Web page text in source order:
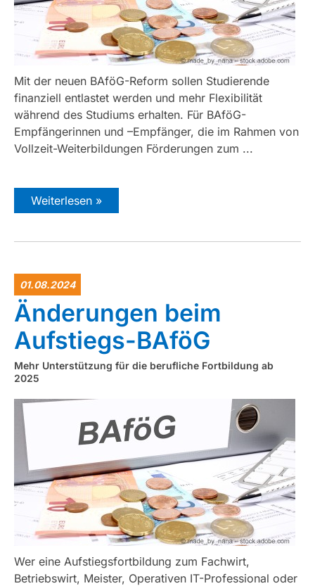
Mit der neuen BAföG-Reform sollen Studierende
finanziell entlastet werden und mehr Flexibilität
während des Studiums erhalten. Für BAföG-
Empfängerinnen und –Empfänger, die im Rahmen von
Vollzeit-Weiterbildungen Förderungen zum ...
Weiterlesen »
01.08.2024
Änderungen beim
Aufstiegs-BAföG
Mehr Unterstützung für die berufliche Fortbildung ab
2025
Wer eine Aufstiegsfortbildung zum Fachwirt,
Betriebswirt, Meister, Operativen IT-Professional oder